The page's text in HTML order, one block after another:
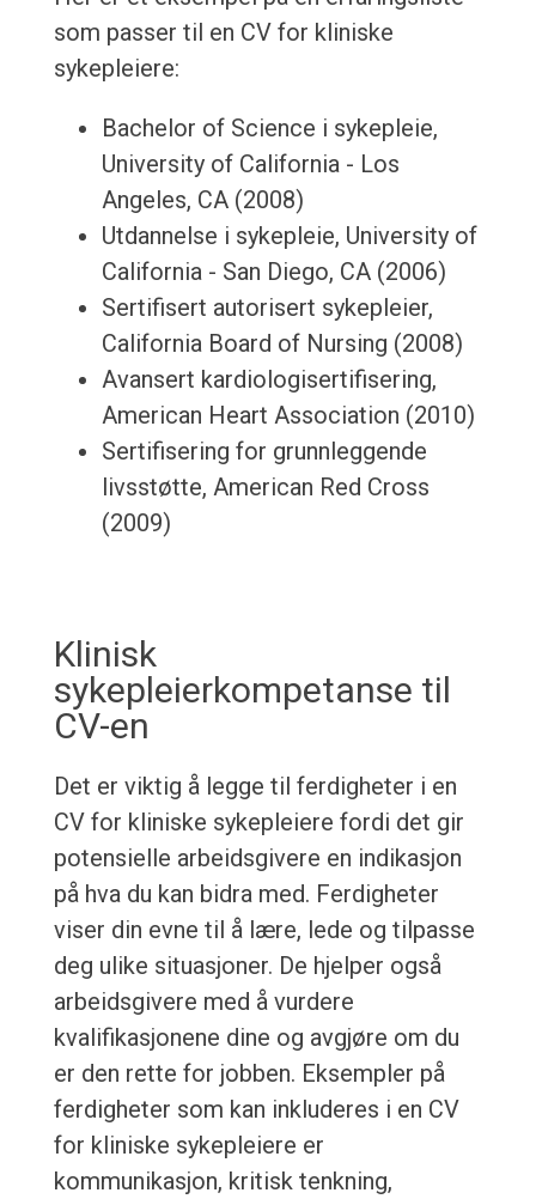
som passer til en CV for kliniske
sykepleiere:
Bachelor of Science i sykepleie,
University of California - Los
Angeles, CA (2008)
Utdannelse i sykepleie, University of
California - San Diego, CA (2006)
Sertifisert autorisert sykepleier,
California Board of Nursing (2008)
Avansert kardiologisertifisering,
American Heart Association (2010)
Sertifisering for grunnleggende
livsstøtte, American Red Cross
(2009)
Klinisk
sykepleierkompetanse til
CV-en
Det er viktig å legge til ferdigheter i en
CV for kliniske sykepleiere fordi det gir
potensielle arbeidsgivere en indikasjon
på hva du kan bidra med. Ferdigheter
viser din evne til å lære, lede og tilpasse
deg ulike situasjoner. De hjelper også
arbeidsgivere med å vurdere
kvalifikasjonene dine og avgjøre om du
er den rette for jobben. Eksempler på
ferdigheter som kan inkluderes i en CV
for kliniske sykepleiere er
kommunikasjon, kritisk tenkning,